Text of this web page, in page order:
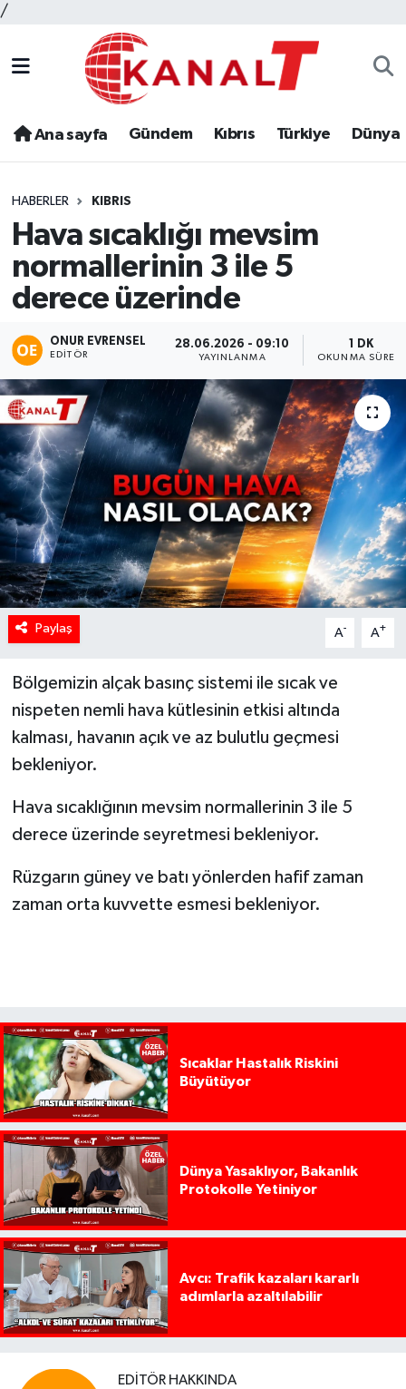
/
Ana sayfa Gündem Kıbrıs Türkiye Dünya
HABERLER KIBRIS
Hava sıcaklığı mevsim
normallerinin 3 ile 5
derece üzerinde
ONUR EVRENSEL
EDITÖR
28.06.2026 - 09:10
YAYINLANMA
1 DK
OKUNMA SÜRESI
Paylaş A- A+
Bölgemizin alçak basınç sistemi ile sıcak ve
nispeten nemli hava kütlesinin etkisi altında
kalması, havanın açık ve az bulutlu geçmesi
bekleniyor.
Hava sıcaklığının mevsim normallerinin 3 ile 5
derece üzerinde seyretmesi bekleniyor.
Rüzgarın güney ve batı yönlerden hafif zaman
zaman orta kuvvette esmesi bekleniyor.
Sıcaklar Hastalık Riskini
Büyütüyor
Dünya Yasaklıyor, Bakanlık
Protokolle Yetiniyor
Avcı: Trafik kazaları kararlı
adımlarla azaltılabilir
EDITÖR HAKKINDA